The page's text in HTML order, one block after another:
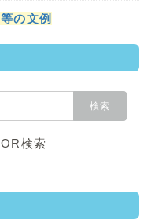
の文例
OR検索